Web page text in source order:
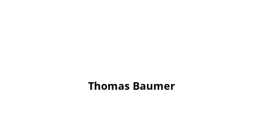
Thomas Baumer